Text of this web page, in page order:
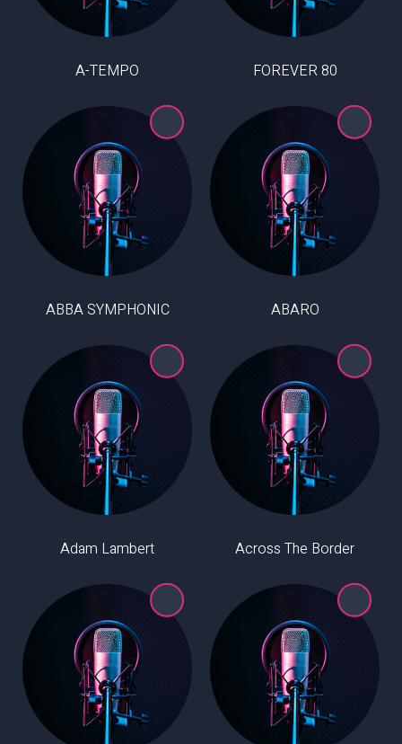
80 FOREVER
A-TEMPO
ABARO
ABBA SYMPHONIC
Across The Border
Adam Lambert